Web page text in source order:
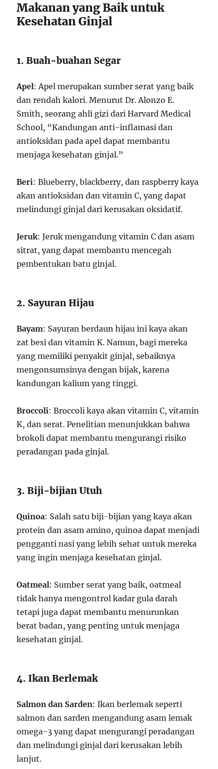
Makanan yang Baik untuk
Kesehatan Ginjal
1. Buah-buahan Segar
Apel: Apel merupakan sumber serat yang baik
dan rendah kalori. Menurut Dr. Alonzo E.
Smith, seorang ahli gizi dari Harvard Medical
School, “Kandungan anti-inflamasi dan
antioksidan pada apel dapat membantu
menjaga kesehatan ginjal.”
Beri: Blueberry, blackberry, dan raspberry kaya
akan antioksidan dan vitamin C, yang dapat
melindungi ginjal dari kerusakan oksidatif.
Jeruk: Jeruk mengandung vitamin C dan asam
sitrat, yang dapat membantu mencegah
pembentukan batu ginjal.
2. Sayuran Hijau
Bayam: Sayuran berdaun hijau ini kaya akan
zat besi dan vitamin K. Namun, bagi mereka
yang memiliki penyakit ginjal, sebaiknya
mengonsumsinya dengan bijak, karena
kandungan kalium yang tinggi.
Broccoli: Broccoli kaya akan vitamin C, vitamin
K, dan serat. Penelitian menunjukkan bahwa
brokoli dapat membantu mengurangi risiko
peradangan pada ginjal.
3. Biji-bijian Utuh
Quinoa: Salah satu biji-bijian yang kaya akan
protein dan asam amino, quinoa dapat menjadi
pengganti nasi yang lebih sehat untuk mereka
yang ingin menjaga kesehatan ginjal.
Oatmeal: Sumber serat yang baik, oatmeal
tidak hanya mengontrol kadar gula darah
tetapi juga dapat membantu menurunkan
berat badan, yang penting untuk menjaga
kesehatan ginjal.
4. Ikan Berlemak
Salmon dan Sarden: Ikan berlemak seperti
salmon dan sarden mengandung asam lemak
omega-3 yang dapat mengurangi peradangan
dan melindungi ginjal dari kerusakan lebih
lanjut.